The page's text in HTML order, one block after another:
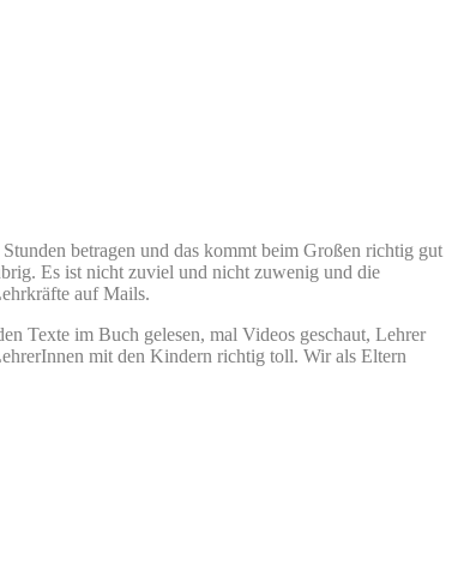
betragen und das kommt beim Großen richtig gut
Es ist nicht zuviel und nicht zuwenig und die
auf Mails.
Texte im Buch gelesen, mal Videos geschaut, Lehrer
mit den Kindern richtig toll. Wir als Eltern